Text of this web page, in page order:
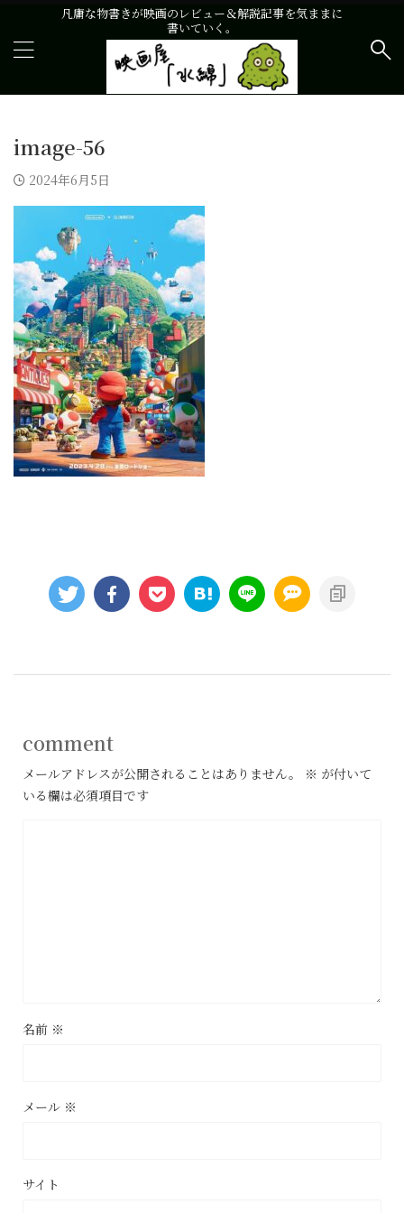
凡庸な物書きが映画のレビュー＆解説記事を気ままに
書いていく。
image-56
2024年6月5日
comment
メールアドレスが公開されることはありません。 ※ が付いて
いる欄は必須項目です
名前 ※
メール ※
サイト